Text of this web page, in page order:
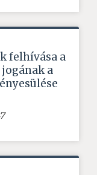
felhívása a
a